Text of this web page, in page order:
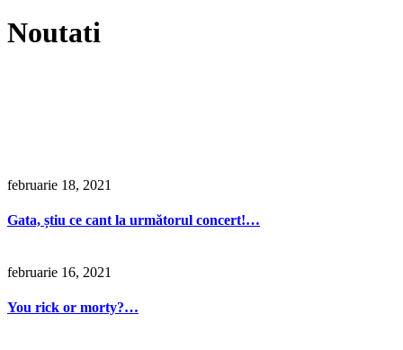
Noutati
februarie 18, 2021
Gata, știu ce cant la următorul concert!…
februarie 16, 2021
You rick or morty?…